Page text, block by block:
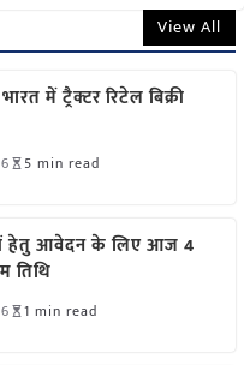
View All
में ट्रैक्टर रिटेल बिक्री
5 min read
हेतु आवेदन के लिए आज 4
तिथि
1 min read